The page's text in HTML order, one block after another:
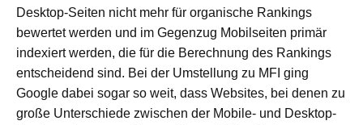
Desktop-Seiten nicht mehr für organische Rankings
bewertet werden und im Gegenzug Mobilseiten primär
indexiert werden, die für die Berechnung des Rankings
entscheidend sind. Bei der Umstellung zu MFI ging
Google dabei sogar so weit, dass Websites, bei denen zu
große Unterschiede zwischen der Mobile- und Desktop-